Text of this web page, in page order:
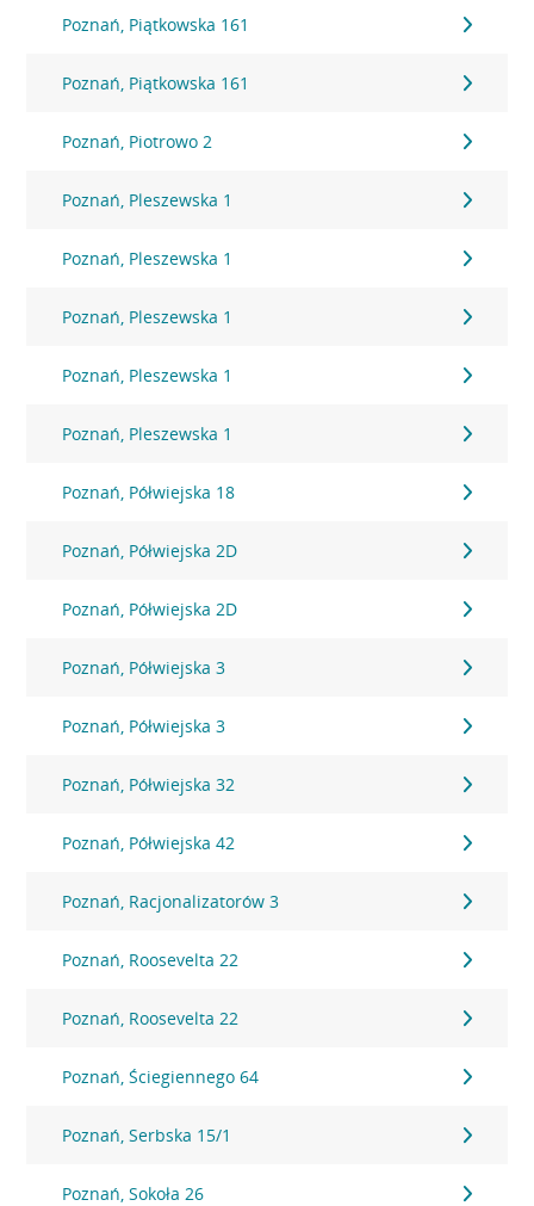
Poznań, Piątkowska 161
Poznań, Piątkowska 161
Poznań, Piotrowo 2
Poznań, Pleszewska 1
Poznań, Pleszewska 1
Poznań, Pleszewska 1
Poznań, Pleszewska 1
Poznań, Pleszewska 1
Poznań, Półwiejska 18
Poznań, Półwiejska 2D
Poznań, Półwiejska 2D
Poznań, Półwiejska 3
Poznań, Półwiejska 3
Poznań, Półwiejska 32
Poznań, Półwiejska 42
Poznań, Racjonalizatorów 3
Poznań, Roosevelta 22
Poznań, Roosevelta 22
Poznań, Ściegiennego 64
Poznań, Serbska 15/1
Poznań, Sokoła 26